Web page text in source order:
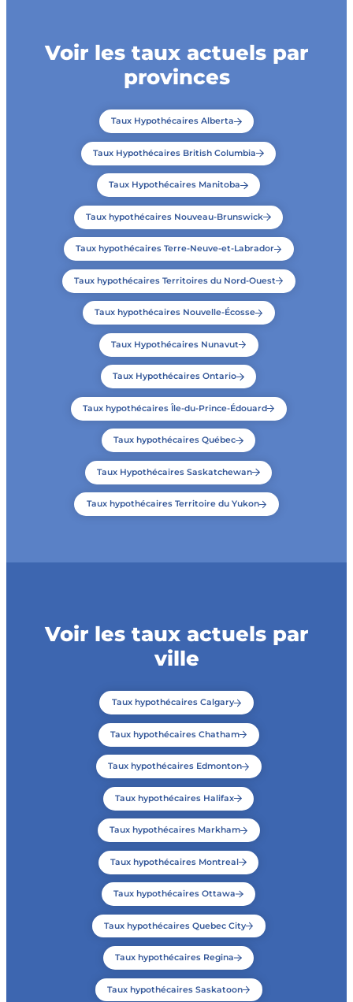
Voir les taux actuels par
provinces
Taux Hypothécaires Alberta
Taux Hypothécaires British Columbia
Taux Hypothécaires Manitoba
Taux hypothécaires Nouveau-Brunswick
Taux hypothécaires Terre-Neuve-et-Labrador
Taux hypothécaires Territoires du Nord-Ouest
Taux hypothécaires Nouvelle-Écosse
Taux Hypothécaires Nunavut
Taux Hypothécaires Ontario
Taux hypothécaires Île-du-Prince-Édouard
Taux hypothécaires Québec
Taux Hypothécaires Saskatchewan
Taux hypothécaires Territoire du Yukon
Voir les taux actuels par
ville
Taux hypothécaires Calgary
Taux hypothécaires Chatham
Taux hypothécaires Edmonton
Taux hypothécaires Halifax
Taux hypothécaires Markham
Taux hypothécaires Montreal
Taux hypothécaires Ottawa
Taux hypothécaires Quebec City
Taux hypothécaires Regina
Taux hypothécaires Saskatoon